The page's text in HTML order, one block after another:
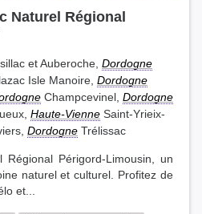
Naturel Régional
et Auberoche, Dordogne
Isle Manoire, Dordogne
Champcevinel, Dordogne
Haute-Vienne Saint-Yrieix-
Dordogne Trélissac
Régional Périgord-Limousin, un
naturel et culturel. Profitez de
et...